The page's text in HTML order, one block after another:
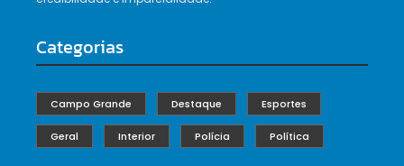
Categorias
Campo Grande Destaque Esportes
Geral Interior Polícia Política